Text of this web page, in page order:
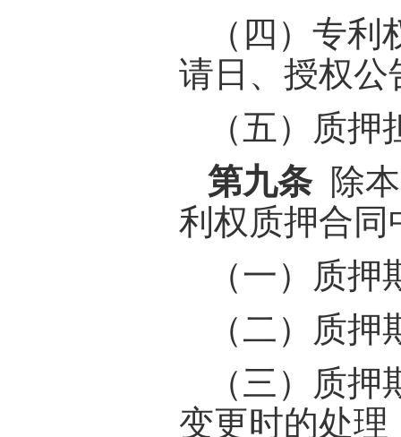
（四）专
请日、授权公
（五）质
第九条除本
利权质押合同
（一）质
（二）质
（三）质
变更时的处理